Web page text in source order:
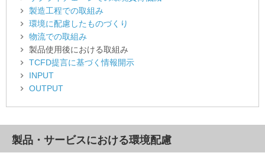
製造工程での取組み
環境に配慮したものづくり
物流での取組み
製品使用後における取組み
TCFD提言に基づく情報開示
INPUT
OUTPUT
製品・サービスにおける環境配慮